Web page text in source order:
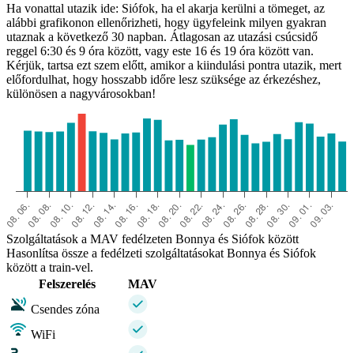
Ha vonattal utazik ide: Siófok, ha el akarja kerülni a tömeget, az
alábbi grafikonon ellenőrizheti, hogy ügyfeleink milyen gyakran
utaznak a következő 30 napban. Átlagosan az utazási csúcsidő
reggel 6:30 és 9 óra között, vagy este 16 és 19 óra között van.
Kérjük, tartsa ezt szem előtt, amikor a kiindulási pontra utazik, mert
előfordulhat, hogy hosszabb időre lesz szüksége az érkezéshez,
különösen a nagyvárosokban!
Szolgáltatások a MAV fedélzeten Bonnya és Siófok között
Hasonlítsa össze a fedélzeti szolgáltatásokat Bonnya és Siófok
között a train-vel.
Felszerelés
MAV
Csendes zóna
WiFi